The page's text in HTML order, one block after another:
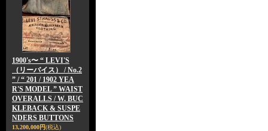
1900's〜 “ LEVI'S
（リーバイス） / No.2
” / “ 201 / 1902 YEA
R'S MODEL ” WAIST
OVERALLS / W. BUC
KLEBACK & SUSPE
NDERS BUTTONS
13,200,000円(税込)